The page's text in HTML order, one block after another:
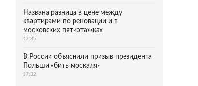
Названа разница в цене между
квартирами по реновации и в
московских пятиэтажках
17:35
В России объяснили призыв президента
Польши «бить москаля»
17:32